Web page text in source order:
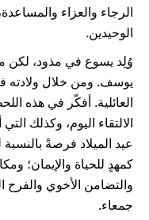
الرجاء والعزاء
الوحيدين.
وُلِد يسوع في مذود، لكن
يوسف. ومن خلال ولادته
العائلية. أفكّر في هذه
الالتقاء اليوم، وكذلك
عيد الميلاد فرصةً
كمهدٍ للحياة والإيمان؛
والتضامن الأخوي
جمعاء.